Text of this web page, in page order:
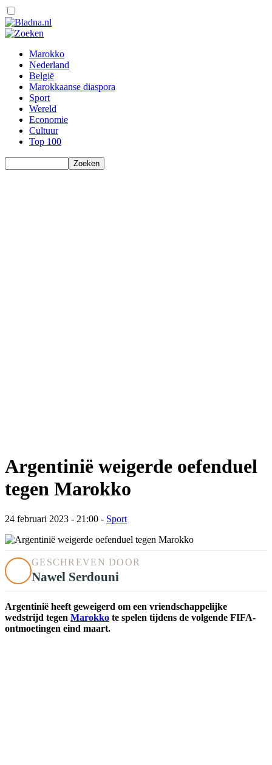
Marokko
Nederland
België
Marokkaanse diaspora
Sport
Wereld
Economie
Cultuur
Top 100
Argentinië weigerde oefenduel
tegen Marokko
24 februari 2023 - 21:00 - Sport
GESCHREVEN DOOR
Nawel Serdouni
Argentinië heeft geweigerd om een ​​vriendschappelijke
wedstrijd tegen Marokko te spelen tijdens de volgende FIFA-
ontmoetingen eind maart.